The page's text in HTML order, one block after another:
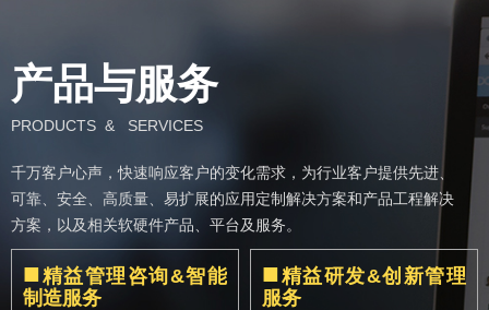
产品与服务
PRODUCTS & SERVICES
千万客户心声，快速响应客户的变化需求，为行业客户提供先进、
可靠、安全、高质量、易扩展的应用定制解决方案和产品工程解决
方案，以及相关软硬件产品、平台及服务。
■精益管理咨询&智能
制造服务
■精益研发&创新管理
服务